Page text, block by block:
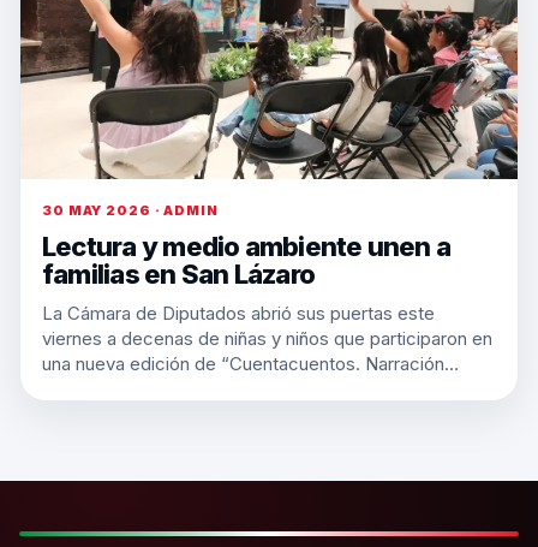
30 MAY 2026 · ADMIN
Lectura y medio ambiente unen a
familias en San Lázaro
La Cámara de Diputados abrió sus puertas este
viernes a decenas de niñas y niños que participaron en
una nueva edición de “Cuentacuentos. Narración…